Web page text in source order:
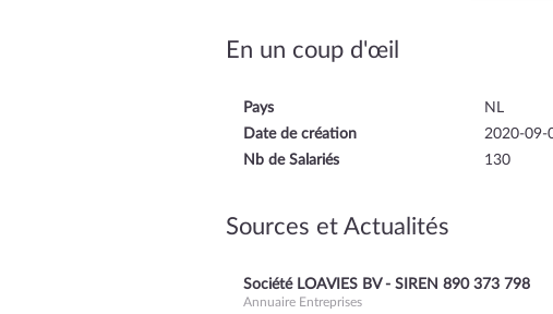
En un coup d'œil
Pays
NL
Date de création
2020-09-
Nb de Salariés
130
Sources et Actualités
Société LOAVIES BV - SIREN 890 373 798
Annuaire Entreprises